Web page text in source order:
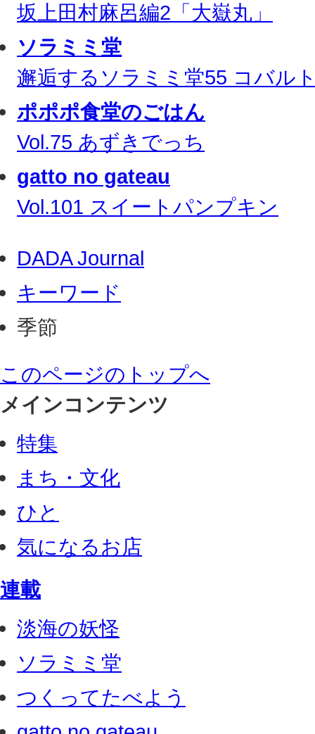
坂上田村麻呂編2「大嶽丸」
ソラミミ堂
邂逅するソラミミ堂55 コバル
ポポポ食堂のごはん
Vol.75 あずきでっち
gatto no gateau
Vol.101 スイートパンプキン
DADA Journal
キーワード
季節
このページのトップへ
メインコンテンツ
特集
まち・文化
ひと
気になるお店
連載
淡海の妖怪
ソラミミ堂
つくってたべよう